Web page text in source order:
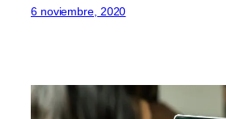
6 noviembre, 2020